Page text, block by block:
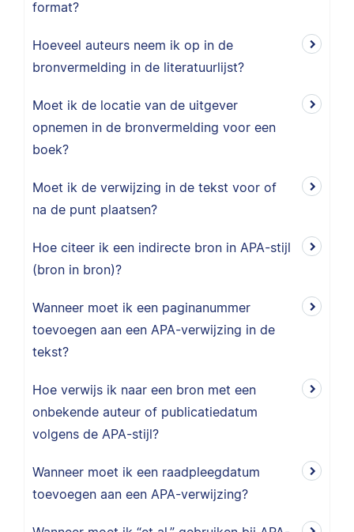
format?
Hoeveel auteurs neem ik op in de
bronvermelding in de literatuurlijst?
Moet ik de locatie van de uitgever
opnemen in de bronvermelding voor een
boek?
Moet ik de verwijzing in de tekst voor of
na de punt plaatsen?
Hoe citeer ik een indirecte bron in APA-stijl
(bron in bron)?
Wanneer moet ik een paginanummer
toevoegen aan een APA-verwijzing in de
tekst?
Hoe verwijs ik naar een bron met een
onbekende auteur of publicatiedatum
volgens de APA-stijl?
Wanneer moet ik een raadpleegdatum
toevoegen aan een APA-verwijzing?